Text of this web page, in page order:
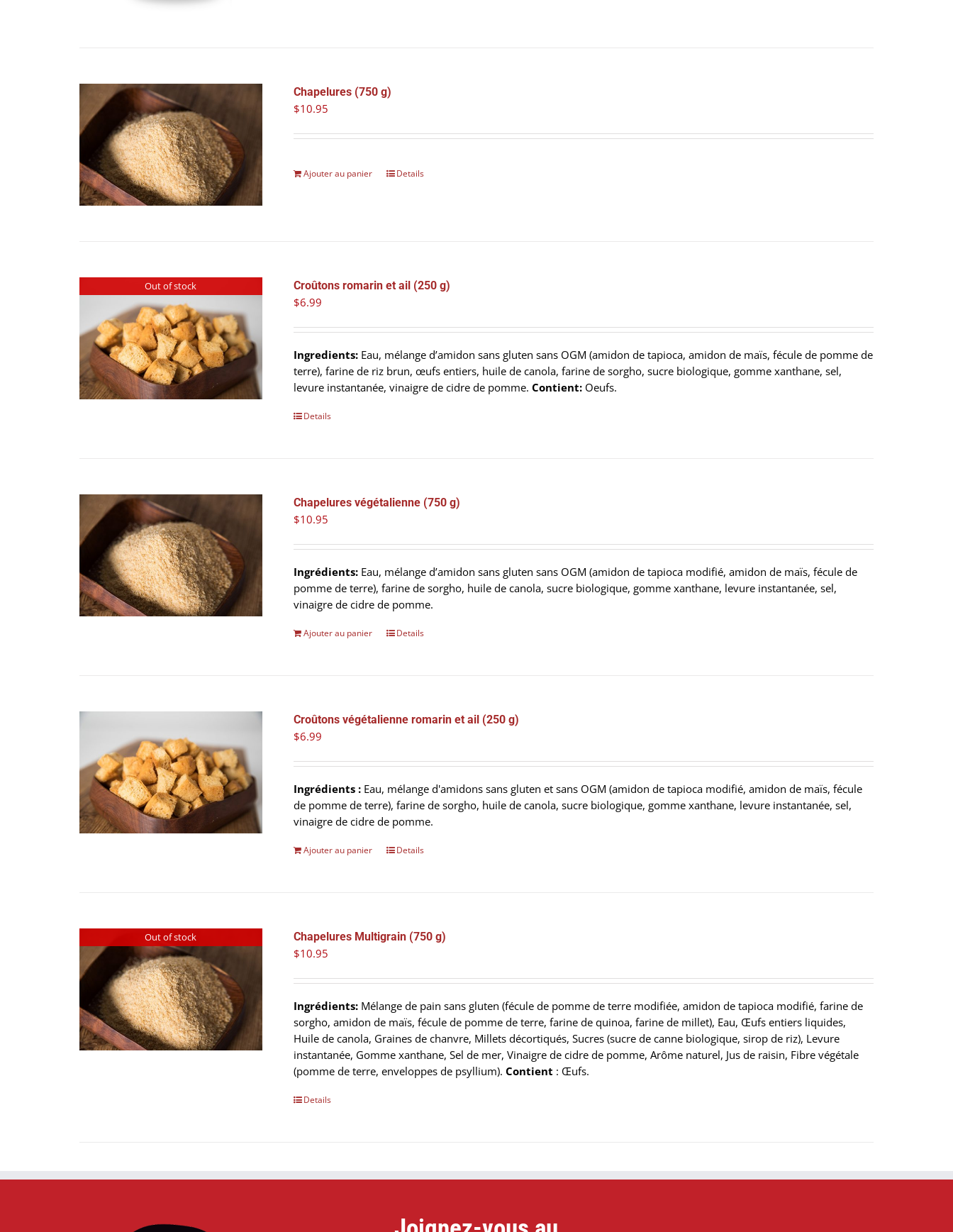
Chapelures (750 g)
$10.95
Ajouter au panier Details
Out of stock Croûtons romarin et ail (250 g)
$6.99
Ingredients: Eau, mélange d’amidon sans gluten sans OGM (amidon de tapioca, amidon de maïs, fécule de pomme de
terre), farine de riz brun, œufs entiers, huile de canola, farine de sorgho, sucre biologique, gomme xanthane, sel,
levure instantanée, vinaigre de cidre de pomme.Contient: Oeufs.
Details
Chapelures végétalienne (750 g)
$10.95
Ingrédients: Eau, mélange d’amidon sans gluten sans OGM (amidon de tapioca modifié, amidon de maïs, fécule de
pomme de terre), farine de sorgho, huile de canola, sucre biologique, gomme xanthane, levure instantanée, sel,
vinaigre de cidre de pomme.
Ajouter au panier Details
Croûtons végétalienne romarin et ail (250 g)
$6.99
Ingrédients : Eau, mélange d'amidons sans gluten et sans OGM (amidon de tapioca modifié, amidon de maïs, fécule
de pomme de terre), farine de sorgho, huile de canola, sucre biologique, gomme xanthane, levure instantanée, sel,
vinaigre de cidre de pomme.
Ajouter au panier Details
Out of stock Chapelures Multigrain (750 g)
$10.95
Ingrédients: Mélange de pain sans gluten (fécule de pomme de terre modifiée, amidon de tapioca modifié, farine de
sorgho, amidon de maïs, fécule de pomme de terre, farine de quinoa, farine de millet), Eau, Œufs entiers liquides,
Huile de canola, Graines de chanvre, Millets décortiqués, Sucres (sucre de canne biologique, sirop de riz), Levure
instantanée, Gomme xanthane, Sel de mer, Vinaigre de cidre de pomme, Arôme naturel, Jus de raisin, Fibre végétale
(pomme de terre, enveloppes de psyllium).Contient : Œufs.
Details